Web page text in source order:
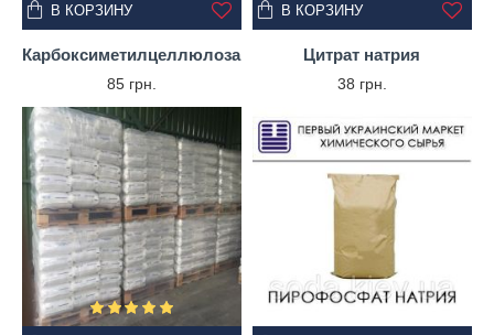
Карбоксиметилцеллюлоза
85 грн.
В КОРЗИНУ
Цитрат натрия
38 грн.
В КОРЗИНУ